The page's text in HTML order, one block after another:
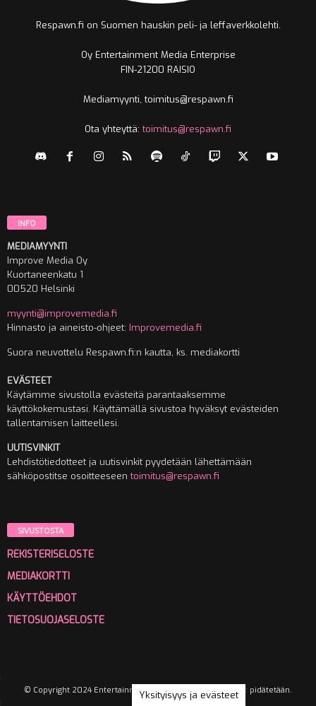
Respawn.fi on Suomen hauskin peli- ja leffaverkkolehti.
Oy Entertainment Media Enterprise
FIN-21200 RAISIO
Mediamyynti, toimitus@respawn.fi
Ota yhteyttä:toimitus@respawn.fi
INFO
MEDIAMYYNTI
Improve Media Oy
Kuortaneenkatu 1
00520 Helsinki
myynti@improvemedia.fi
Hinnasto ja aineisto-ohjeet: Improvemedia.fi
Suora neuvottelu Respawn.fi:n kautta, ks. mediakortti
EVÄSTEET
Käytämme sivustolla evästeitä parantaaksemme
käyttökokemustasi. Käyttämällä sivustoa hyväksyt evästeiden
tallentamisen laitteellesi.
UUTISVINKIT
Lehdistötiedotteet ja uutisvinkit pyydetään lähettämään
sähköpostitse osoitteeseentoimitus@respawn.fi
SIVUSTOSTA
REKISTERISELOSTE
MEDIAKORTTI
KÄYTTÖEHDOT
TIETOSUOJASELOSTE
© Copyright 2024 Entertainment Media Oy. Kaikki oikeudet pidätetään.
Yksityisyys ja evästeet